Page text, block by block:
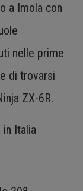
a Imola con
nelle prime
di trovarsi
ZX-6R.
Italia